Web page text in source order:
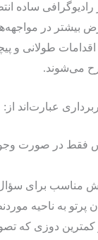
ساده
بیشتر در
طولانی و
می‌شوند.
عبارت‌اند از:
فقط در صورت
مناسب برای
پرتو به ناحیه
کمترین دوزی که